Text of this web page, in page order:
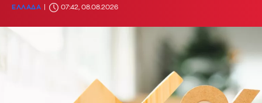
ΕΛΛΑΔΑ 07:42, 08.08.2026